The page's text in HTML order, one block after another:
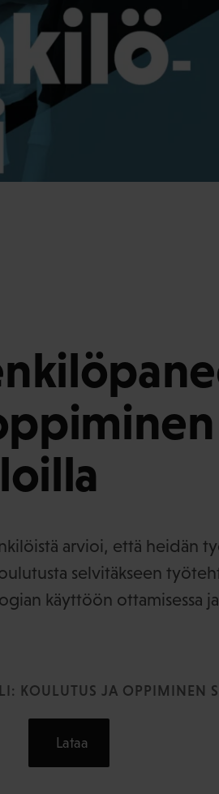
arvioi, että heidän
selvitäkseen
käyttöön ottamisessa
KOULUTUS JA OPPIMINEN
Lataa